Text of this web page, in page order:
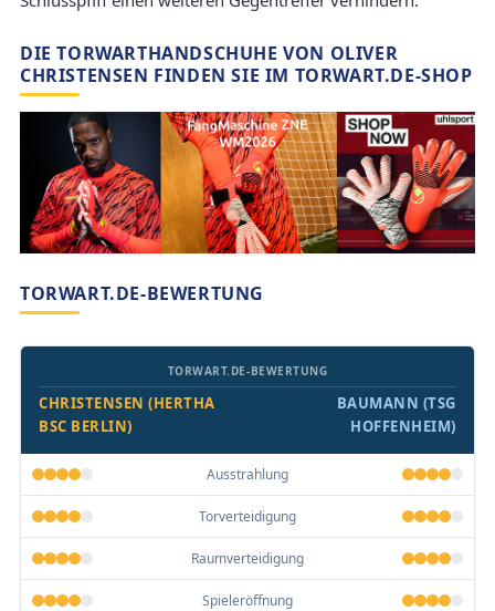
DIE TORWARTHANDSCHUHE VON OLIVER
CHRISTENSEN FINDEN SIE IM TORWART.DE-SHOP
TORWART.DE-BEWERTUNG
CHRISTENSEN (HERTHA
BSC BERLIN)
TORWART.DE-BEWERTUNG
BAUMANN (TSG
HOFFENHEIM)
Ausstrahlung
Torverteidigung
Raumverteidigung
Spieleröffnung